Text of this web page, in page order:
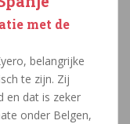
met de
belangrijke
te zijn. Zij
en dat is zeker
onder Belgen,